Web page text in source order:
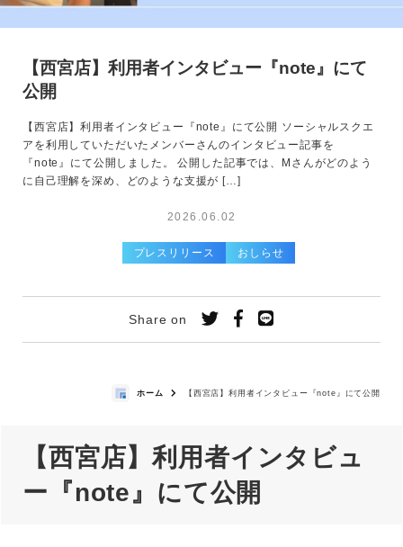
【西宮店】利用者インタビュー『note』にて
公開
【西宮店】利用者インタビュー『note』にて公開 ソーシャルスクエ
アを利用していただいたメンバーさんのインタビュー記事を
『note』にて公開しました。 公開した記事では、Mさんがどのよう
に自己理解を深め、どのような支援が […]
2026.06.02
プレスリリース おしらせ
Share on
ホーム 【西宮店】利用者インタビュー『note』にて公開
【西宮店】利用者インタビュ
ー『note』にて公開